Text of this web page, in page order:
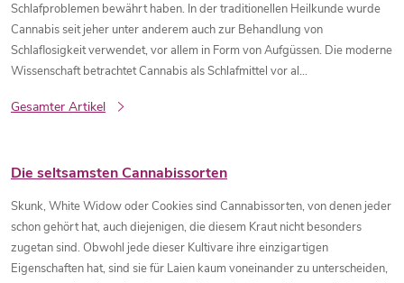
e
d
e
r
A
r
Schlafproblemen bewährt haben. In der traditionellen Heilkunde wurde
Cannabis seit jeher unter anderem auch zur Behandlung von
Schlaflosigkeit verwendet, vor allem in Form von Aufgüssen. Die moderne
Wissenschaft betrachtet Cannabis als Schlafmittel vor al...
Gesamter Artikel
Die seltsamsten Cannabissorten
Skunk, White Widow oder Cookies sind Cannabissorten, von denen jeder
schon gehört hat, auch diejenigen, die diesem Kraut nicht besonders
zugetan sind. Obwohl jede dieser Kultivare ihre einzigartigen
Eigenschaften hat, sind sie für Laien kaum voneinander zu unterscheiden,